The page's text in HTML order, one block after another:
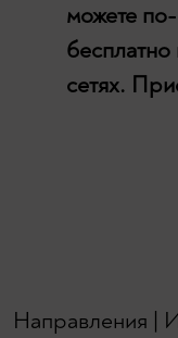
можете
сетях.
Направления